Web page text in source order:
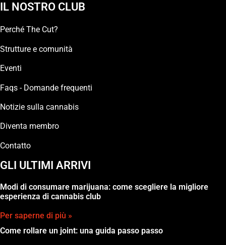
IL NOSTRO CLUB
Perché The Cut?
Strutture e comunità
Eventi
Faqs - Domande frequenti
Notizie sulla cannabis
Diventa membro
Contatto
GLI ULTIMI ARRIVI
Modi di consumare marijuana: come scegliere la migliore
esperienza di cannabis club
Per saperne di più »
Come rollare un joint: una guida passo passo